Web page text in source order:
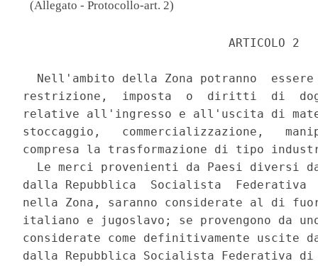
(Allegato - Protocollo-art. 2)
                             ARTICOLO 2
Nell'ambito della Zona potranno
restrizione,  imposta  o  diritti  di
relative all'ingresso e all'uscita di
stoccaggio,   commercializzazione,
compresa la trasformazione di tipo
Le merci provenienti da Paesi diversi
dalla Repubblica  Socialista
nella Zona, saranno considerate al di
italiano e jugoslavo; se provengono da
considerate come definitivamente uscite
dalla Repubblica Socialista Federativa